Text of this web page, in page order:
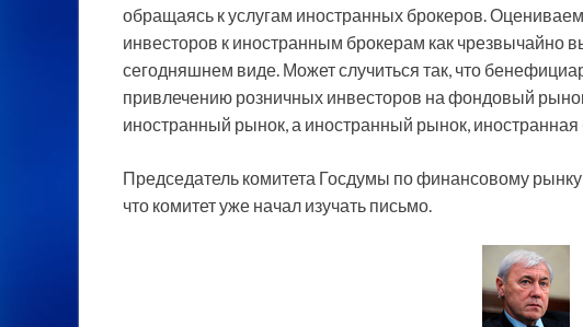
обращаясь к услугам иностранных брокеров.
инвесторов к иностранным брокерам как чрезвычайно
сегодняшнем виде. Может случиться так, что
привлечению розничных инвесторов на фондовый
иностранный рынок, а иностранный рынок, иностранная
Председатель комитета Госдумы по финансовому
что комитет уже начал изучать письмо.